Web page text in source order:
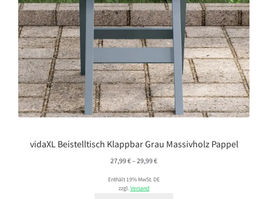
vidaXL Beistelltisch Klappbar Grau Massivholz Pappel
27,99€– 29,99€Preisspanne:
bis
Enthält 19% MwSt. DE
zzgl.Versand